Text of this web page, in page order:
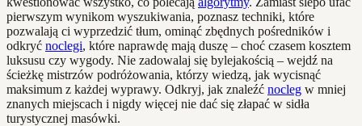
pierwszym wynikom wyszukiwania, poznasz techniki, które
pozwalają ci wyprzedzić tłum, ominąć zbędnych pośredników i
odkryć noclegi, które naprawdę mają duszę – choć czasem kosztem
luksusu czy wygody. Nie zadowalaj się bylejakością – wejdź na
ścieżkę mistrzów podróżowania, którzy wiedzą, jak wycisnąć
maksimum z każdej wyprawy. Odkryj, jak znaleźć nocleg w mniej
znanych miejscach i nigdy więcej nie dać się złapać w sidła
turystycznej masówki.